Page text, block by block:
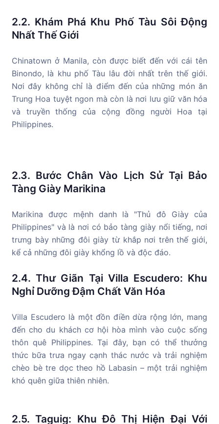
2.2. Khám Phá Khu Phố Tàu Sôi Động
Nhất Thế Giới
Chinatown ở Manila, còn được biết đến với cái tên
Binondo, là khu phố Tàu lâu đời nhất trên thế giới.
Nơi đây không chỉ là điểm đến của những món ăn
Trung Hoa tuyệt ngon mà còn là nơi lưu giữ văn hóa
và truyền thống của cộng đồng người Hoa tại
Philippines.
2.3. Bước Chân Vào Lịch Sử Tại Bảo
Tàng Giày Marikina
Marikina được mệnh danh là "Thủ đô Giày của
Philippines" và là nơi có bảo tàng giày nổi tiếng, nơi
trưng bày những đôi giày từ khắp nơi trên thế giới,
kể cả những đôi giày khổng lồ và độc đáo.
2.4. Thư Giãn Tại Villa Escudero: Khu
Nghỉ Dưỡng Đậm Chất Văn Hóa
Villa Escudero là một đồn điền dừa rộng lớn, mang
đến cho du khách cơ hội hòa mình vào cuộc sống
thôn quê Philippines. Tại đây, bạn có thể thưởng
thức bữa trưa ngay cạnh thác nước và trải nghiệm
chèo bè tre dọc theo hồ Labasin – một trải nghiệm
khó quên giữa thiên nhiên.
2.5. Taguig: Khu Đô Thị Hiện Đại Với